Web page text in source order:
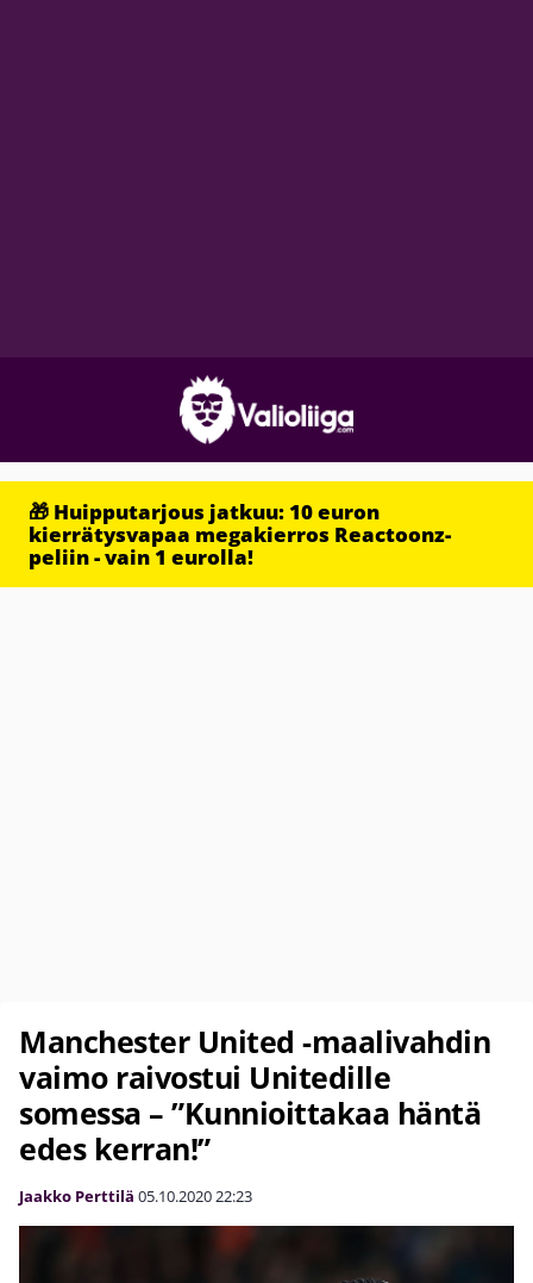
🎁 Huipputarjous jatkuu: 10 euron
kierrätysvapaa megakierros Reactoonz-
peliin - vain 1 eurolla!
Manchester United -maalivahdin
vaimo raivostui Unitedille
somessa – ”Kunnioittakaa häntä
edes kerran!”
Jaakko Perttilä 05.10.202022:23